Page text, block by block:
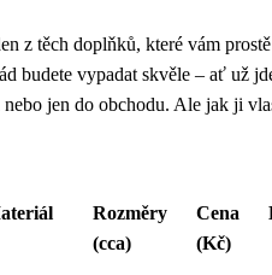
z těch doplňků, které vám
budete vypadat skvěle – ať už
jen do obchodu. Ale jak ji
Rozměry
(cca)
Cena
(Kč)